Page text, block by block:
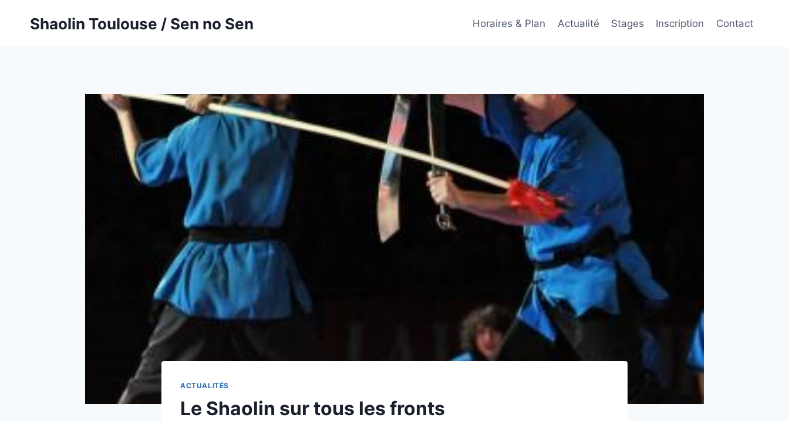
Shaolin Toulouse / Sen no Sen Horaires & Plan Actualité Stages Inscription Contact
ACTUALITÉS
Le Shaolin sur tous les fronts